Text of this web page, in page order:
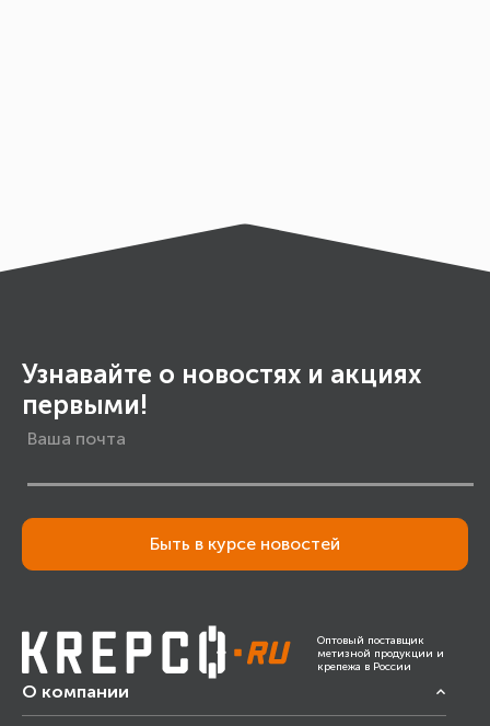
Узнавайте о новостях и акциях
первыми!
Быть в курсе новостей
Оптовый поставщик
метизной продукции и
крепежа в России
О компании